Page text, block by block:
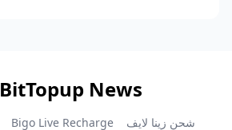
BitTopup News
Bigo Live Recharge شحن زينا لايف